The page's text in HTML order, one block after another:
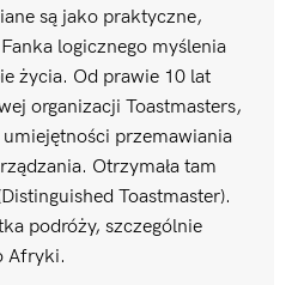
są jako praktyczne,
logicznego myślenia
życia. Od prawie 10 lat
organizacji Toastmasters,
przemawiania
Otrzymała tam
Toastmaster).
podróży, szczególnie
Afryki.